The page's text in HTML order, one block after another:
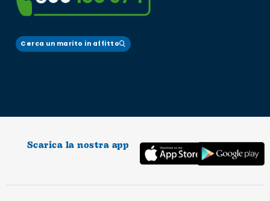
Cerca un marito in affitto
Scarica la nostra app